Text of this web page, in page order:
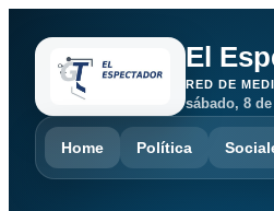
El
RED DE
sábado, 8
Home Política